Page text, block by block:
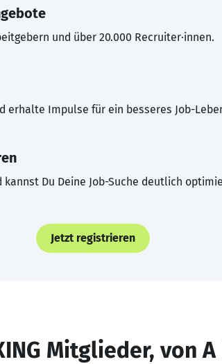
und über 20.000 Recruiter·innen.
erhalte Impulse für ein besseres Job-
Du Deine Job-Suche deutlich
Jetzt registrieren
Mitglieder, von A